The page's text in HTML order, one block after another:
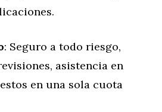
: Seguro a todo riesgo,
asistencia en
en una sola cuota